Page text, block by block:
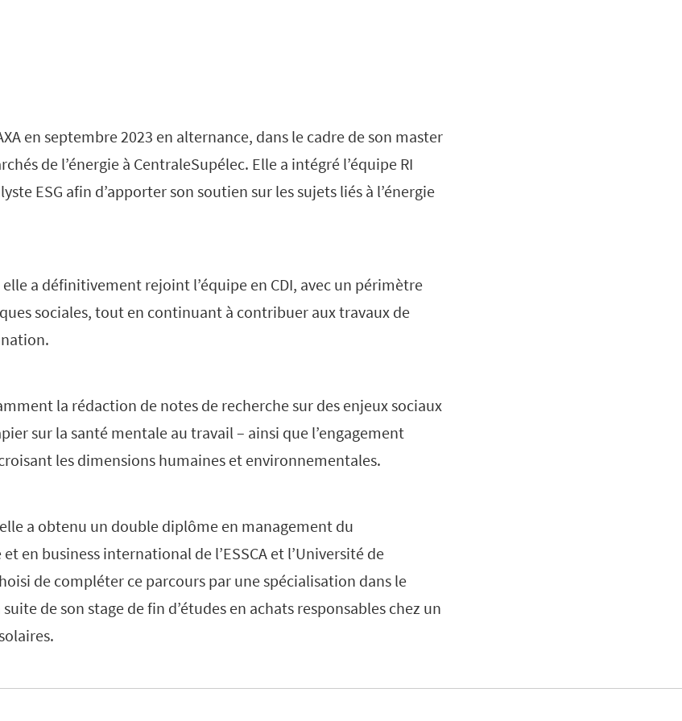
en septembre 2023 en alternance, dans le cadre de son master
de l’énergie à CentraleSupélec. Elle a intégré l’équipe RI
ESG afin d’apporter son soutien sur les sujets liés à l’énergie
elle a définitivement rejoint l’équipe en CDI, avec un périmètre
sociales, tout en continuant à contribuer aux travaux de
la rédaction de notes de recherche sur des enjeux sociaux
sur la santé mentale au travail – ainsi que l’engagement
les dimensions humaines et environnementales.
a obtenu un double diplôme en management du
en business international de l’ESSCA et l’Université de
de compléter ce parcours par une spécialisation dans le
de son stage de fin d’études en achats responsables chez un